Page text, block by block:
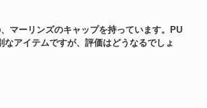
2006WBC 決勝戦実使用ボール
(松坂投球) イチロー直筆サイン
120,600円
なアイテムですが、評価はどうなるでしょ